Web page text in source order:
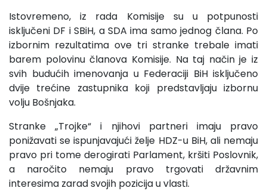
Istovremeno, iz rada Komisije su u potpunosti
isključeni DF i SBiH, a SDA ima samo jednog člana. Po
izbornim rezultatima ove tri stranke trebale imati
barem polovinu članova Komisije. Na taj način je iz
svih budućih imenovanja u Federaciji BiH isključeno
dvije trećine zastupnika koji predstavljaju izbornu
volju Bošnjaka.
Stranke „Trojke“ i njihovi partneri imaju pravo
ponižavati se ispunjavajući želje HDZ-u BiH, ali nemaju
pravo pri tome derogirati Parlament, kršiti Poslovnik,
a naročito nemaju pravo trgovati državnim
interesima zarad svojih pozicija u vlasti.